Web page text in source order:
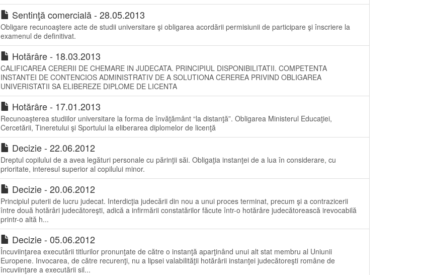
Sentinţă comercială - 28.05.2013
Obligare recunoaştere acte de studii universitare şi obligarea acordării permisiunii de participare şi înscriere la
examenul de definitivat.
Hotărâre - 18.03.2013
CALIFICAREA CERERII DE CHEMARE IN JUDECATA. PRINCIPIUL DISPONIBILITATII. COMPETENTA
INSTANTEI DE CONTENCIOS ADMINISTRATIV DE A SOLUTIONA CEREREA PRIVIND OBLIGAREA
UNIVERISTATII SA ELIBEREZE DIPLOME DE LICENTA
Hotărâre - 17.01.2013
Recunoaşterea studiilor universitare la forma de învăţământ “la distanţă”. Obligarea Ministerul Educaţiei,
Cercetării, Tineretului şi Sportului la eliberarea diplomelor de licenţă
Decizie - 22.06.2012
Dreptul copilului de a avea legături personale cu părinţii săi. Obligaţia instanţei de a lua în considerare, cu
prioritate, interesul superior al copilului minor.
Decizie - 20.06.2012
Principiul puterii de lucru judecat. Interdicţia judecării din nou a unui proces terminat, precum şi a contrazicerii
între două hotărâri judecătoreşti, adică a infirmării constatărilor făcute într-o hotărâre judecătorească irevocabilă
printr-o altă h...
Decizie - 05.06.2012
Încuviinţarea executării titlurilor pronunţate de către o instanţă aparţinând unui alt stat membru al Uniunii
Europene. Invocarea, de către recurenţi, nu a lipsei valabilităţii hotărârii instanţei judecătoreşti române de
încuviinţare a executării sil...